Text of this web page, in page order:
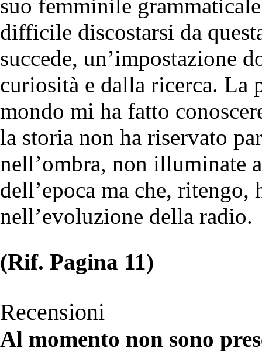
suo femminile
difficile discostarsi da
succede, un’impostazione
curiosità e dalla ricerca. La
mondo mi ha fatto
la storia non ha riservato
nell’ombra, non illuminate
dell’epoca ma che,
nell’evoluzione della radio.
(Rif. Pagina 11)
Recensioni
Al momento non sono